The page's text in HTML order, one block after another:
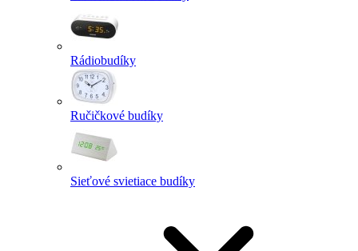
Rádiobudíky
Ručičkové budíky
Sieťové svietiace budíky